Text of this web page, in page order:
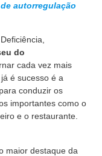
autorregulação
do
cada vez mais
é sucesso é a
conduzir os
importantes como o
e o restaurante.
maior destaque da